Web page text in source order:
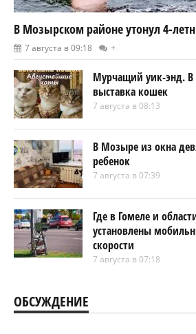
В Мозырском районе утонул 4-
7 августа в 09:18 +
Мурчащий уик-энд. В
выставка кошек
7 августа в 08:13
В Мозыре из окна
ребенок
7 августа в 07:39
Где в Гомеле и
установлены
скорости
7 августа в 07:18
ОБСУЖДЕНИЕ